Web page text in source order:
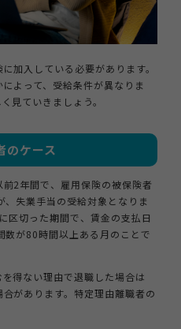
加入している必要があります。
よって、受給条件が異なりま
見ていきましょう。
のケース
2年間で、雇用保険の被保険者
失業手当の受給対象となりま
区切った期間で、賃金の支払日
が80時間以上ある月のことで
得ない理由で退職した場合は
があります。特定理由離職者の